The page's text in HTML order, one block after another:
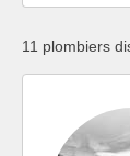
11 plombiers